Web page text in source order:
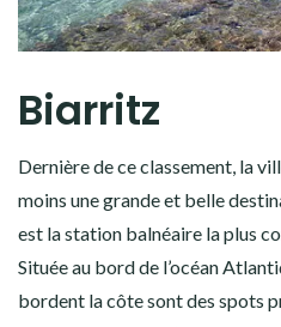
Biarritz
Dernière de ce classement, la
moins une grande et belle
est la station balnéaire la plus
Située au bord de l’océan
bordent la côte sont des spots